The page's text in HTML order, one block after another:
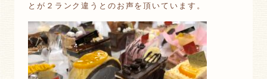
とが２ランク違うとのお声を頂いています。